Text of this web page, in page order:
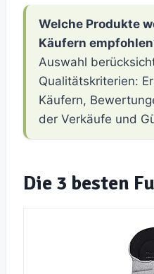
Welche Produkte
Käufern
Auswahl
Qualitätskriterien:
Käufern,
der Verkäufe und
Die 3 besten